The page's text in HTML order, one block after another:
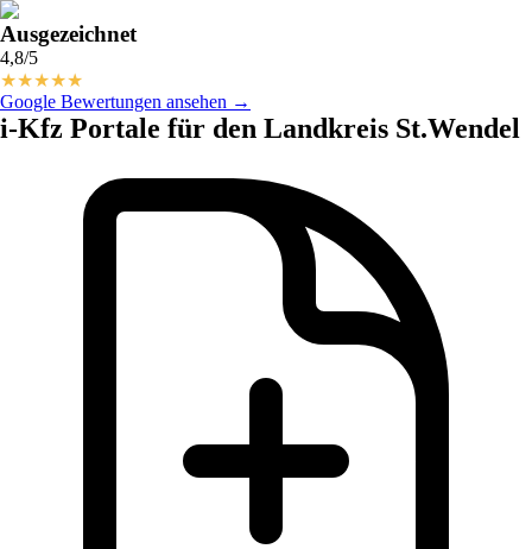
Ausgezeichnet
4,8/5
★★★★★
Google Bewertungen ansehen →
i-Kfz Portale für den Landkreis St.Wendel